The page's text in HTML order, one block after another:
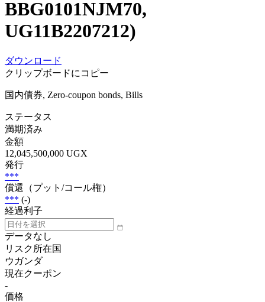
BBG0101NJM70,
UG11B2207212)
ダウンロード
クリップボードにコピー
国内債券, Zero-coupon bonds, Bills
ステータス
満期済み
金額
12,045,500,000 UGX
発行
***
償還（プット/コール権）
*** (-)
経過利子
データなし
リスク所在国
ウガンダ
現在クーポン
-
価格